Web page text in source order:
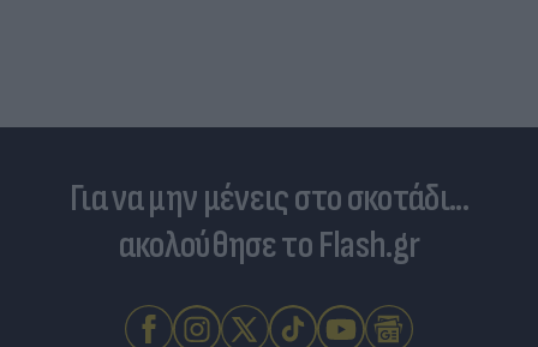
Για να μην μένεις στο σκοτάδι...
ακολούθησε το Flash.gr